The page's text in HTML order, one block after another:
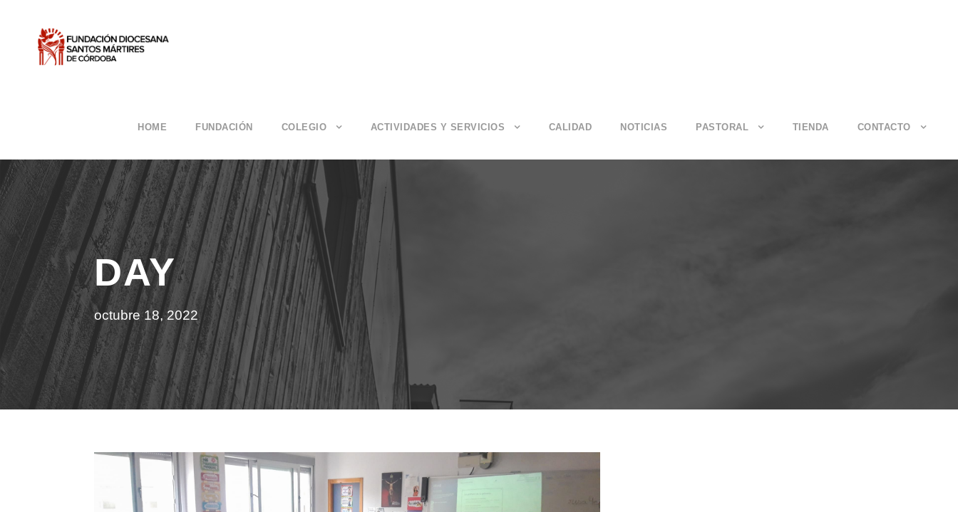
HOME FUNDACIÓN COLEGIO ACTIVIDADES Y SERVICIOS CALIDAD NOTICIAS PASTORAL TIENDA CONTACTO
DAY
octubre 18, 2022